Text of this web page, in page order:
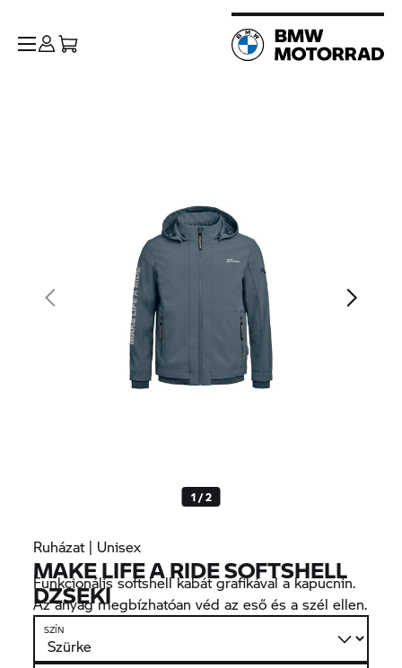
1 / 2
Ruházat | Unisex
MAKE LIFE A RIDE SOFTSHELL
DZSEKI
Funkcionális softshell kabát grafikával a kapucnin.
Az anyag megbízhatóan véd az eső és a szél ellen.
SZÍN